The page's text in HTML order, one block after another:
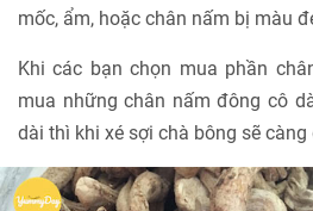
mốc, ẩm, hoặc chân nấm bị màu
Khi các bạn chọn mua phần
mua những chân nấm đông cô
dài thì khi xé sợi chà bông sẽ